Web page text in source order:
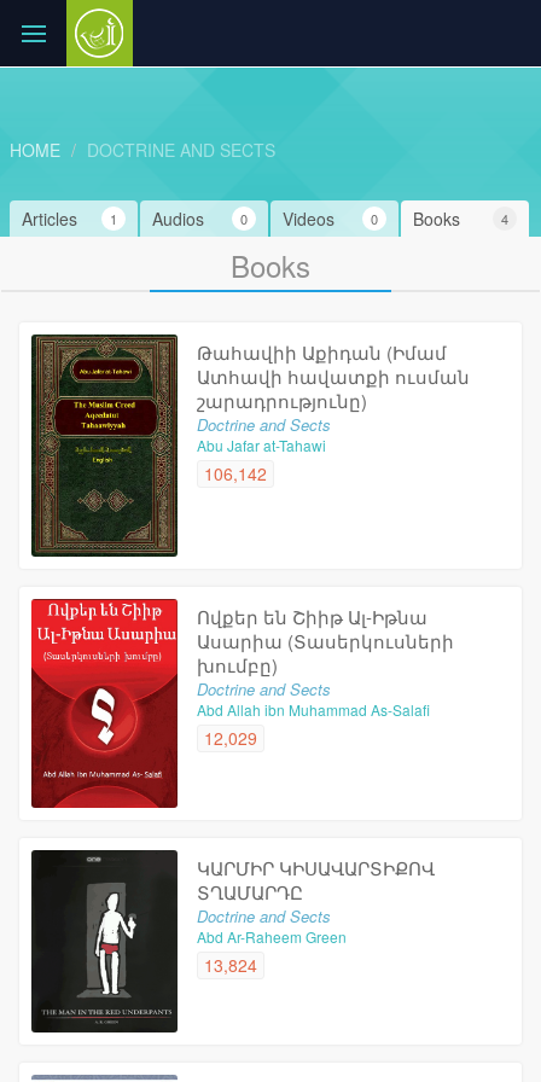
HOME DOCTRINE AND SECTS
Books 4
Videos 0
Audios 0
Articles 1
Books
Թահավիի Աքիդան (Իմամ
Ատհավի հավատքի ուսման
շարադրությունը)
Doctrine and Sects
Abu Jafar at-Tahawi
106,142
Ովքեր են Շիիթ Ալ-Իթնա
Ասարիա (Տասերկուսների
խումբը)
Doctrine and Sects
Abd Allah ibn Muhammad As-Salafi
12,029
ԿԱՐՄԻՐ ԿԻՍԱՎԱՐՏԻՔՈՎ
ՏՂԱՄԱՐԴԸ
Doctrine and Sects
Abd Ar-Raheem Green
13,824